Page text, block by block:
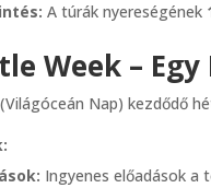
A túrák nyereségének
Week –
Nap) kezdődő
Ingyenes előadások a